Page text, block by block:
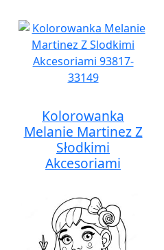
Kolorowanka
Melanie Martinez Z
Słodkimi
Akcesoriami